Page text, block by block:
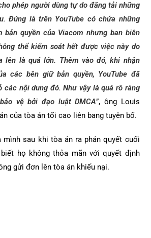
phép người dùng tự do đăng tải những
Đúng là trên YouTube có chứa những
bản quyền của Viacom nhưng ban biên
thể kiểm soát hết được việc này do
lên là quá lớn. Thêm vào đó, khi nhận
các bên giữ bản quyền, YouTube đã
các nội dung đó. Như vậy là quá rõ ràng
vệ bởi đạo luật DMCA”, ông Louis
của tòa án tối cao liên bang tuyên bố.
mình sau khi tòa án ra phán quyết cuối
họ không thỏa mãn với quyết định
gửi đơn lên tòa án khiếu nại.